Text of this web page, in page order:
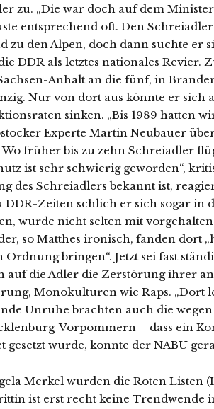
zu. „Die war doch auf dem
entsprechend oft. Den
zu den Alpen, doch dann suchte er
DDR als letztes nationales Revier.
Anhalt an die fünf, in
Nur von dort aus könnte er sich
sinken. „Bis 1989 hatten
Experte Martin Neubauer
Wo früher bis zu zehn Schreiadler
ist sehr schwierig geworden“,
des Schreiadlers bekannt ist,
DDR-Zeiten schlich er sich sogar in
wurde nicht selten mit
so Matthes ironisch, fanden dort
bringen“. Jetzt sei fast
auf die Adler die Zerstörung ihrer
Monokulturen wie Raps. „Dort
Unruhe brachten auch die
Vorpommern – dass ein
gesetzt wurde, konnte der NABU
Merkel wurden die Roten Listen
ist erst recht keine Trendwende